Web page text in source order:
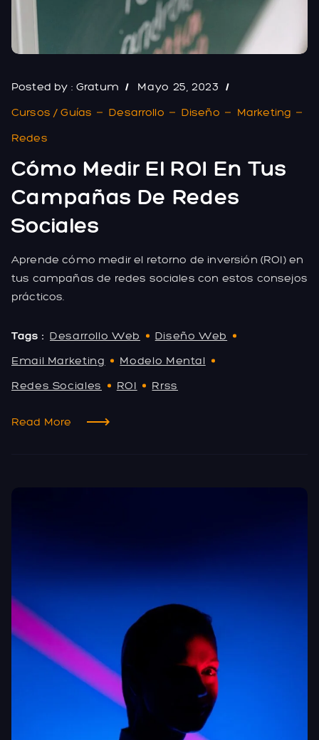
Posted by : Gratum
Mayo 25, 2023
Cursos / Guías
Desarrollo Diseño
Marketing
Redes
Cómo Medir El ROI En Tus
Campañas De Redes
Sociales
Aprende cómo medir el retorno de inversión (ROI) en
tus campañas de redes sociales con estos consejos
prácticos.
Tags : Desarrollo Web
Diseño Web
Email Marketing
Modelo Mental
Redes Sociales
ROI Rrss
Read More